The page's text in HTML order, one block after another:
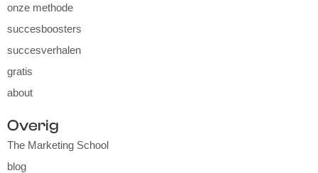
onze methode
succesboosters
succesverhalen
gratis
about
Overig
The Marketing School
blog